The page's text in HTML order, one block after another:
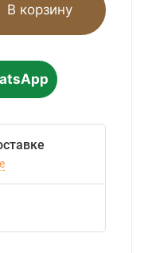
В корзину